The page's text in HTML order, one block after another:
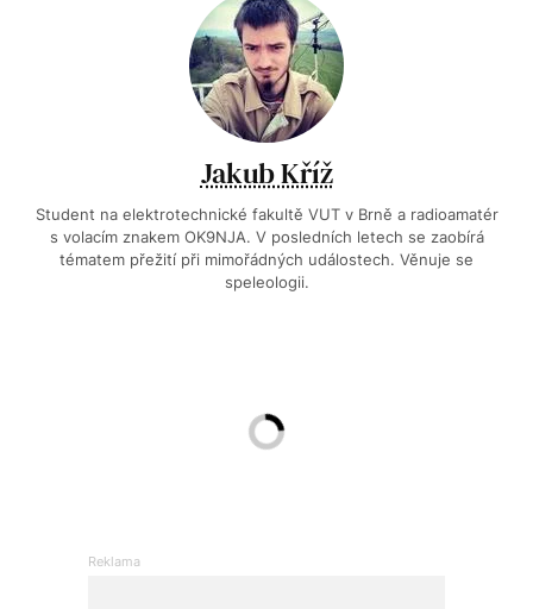
Jakub Kříž
Student na elektrotechnické fakultě VUT v Brně a radioamatér
s volacím znakem OK9NJA. V posledních letech se zaobírá
tématem přežití při mimořádných událostech. Věnuje se
speleologii.